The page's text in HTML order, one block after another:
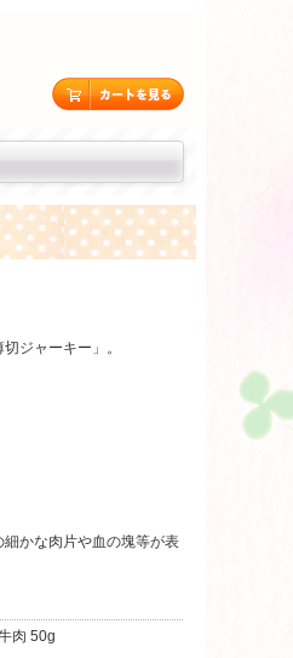
ジャーキー」。
かな肉片や血の塊等が表
肉 50g